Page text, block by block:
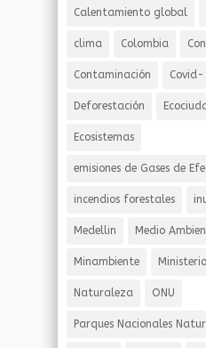
Calentamiento global
clima Colombia
Contaminación Covid-
Deforestación
Ecosistemas
emisiones de Gases de
incendios forestales
Medellin Medio
Minambiente
Naturaleza ONU
Parques Nacionales